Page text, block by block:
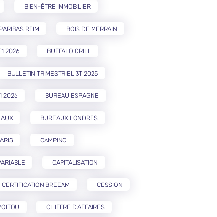
BIEN-ÊTRE IMMOBILIER
REIM BOIS DE MERRAIN
2026 BUFFALO GRILL
BULLETIN TRIMESTRIEL 3T 2025
2026 BUREAU ESPAGNE
BUREAUX LONDRES
CAMPING
CAPITALISATION
CERTIFICATION BREEAM CESSION
CHIFFRE D'AFFAIRES